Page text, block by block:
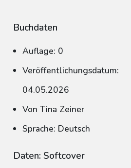
Buchdaten
Auflage: 0
Veröffentlichungsdatum:
04.05.2026
Von Tina Zeiner
Sprache: Deutsch
Daten: Softcover